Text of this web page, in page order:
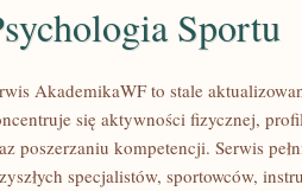
Sportu
AkademikaWF to stale
się aktywności fizycznej,
poszerzaniu kompetencji. Serwis
specjalistów, sportowców,